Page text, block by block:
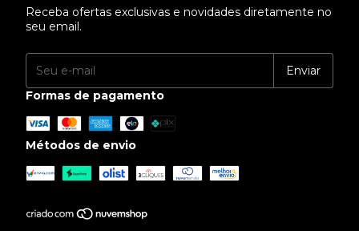
Receba ofertas exclusivas e novidades diretamente no
seu email.
Formas de pagamento
Métodos de envio